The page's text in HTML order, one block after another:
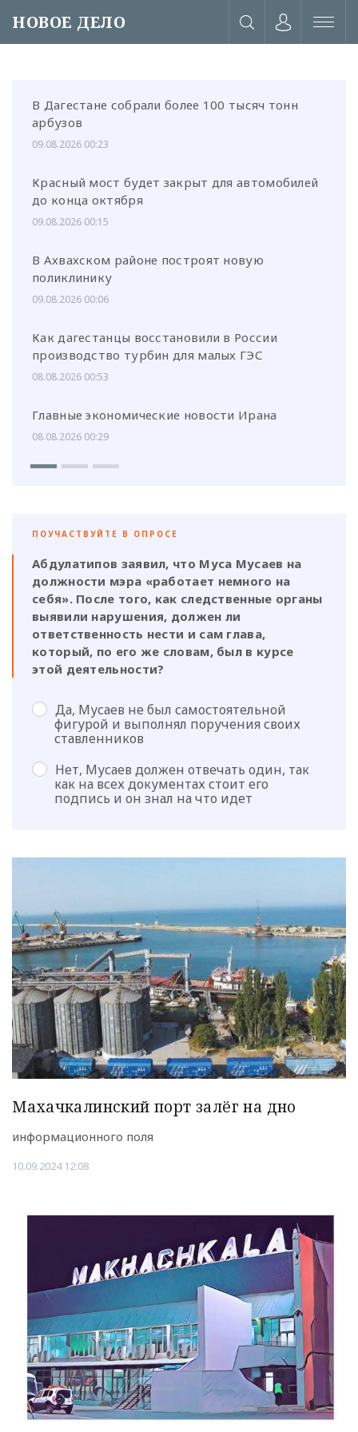
НОВОЕ ДЕЛО
Махачкалинский порт залёг на дно
информационного поля
10.09.2024 12:08
В Дагестане собрали более 100 тысяч тонн
арбузов
09.08.2026 00:23
Красный мост будет закрыт для автомобилей
до конца октября
09.08.2026 00:15
В Ахвахском районе построят новую
поликлинику
09.08.2026 00:06
Как дагестанцы восстановили в России
производство турбин для малых ГЭС
08.08.2026 00:53
Главные экономические новости Ирана
08.08.2026 00:29
ПОУЧАСТВУЙТЕ В ОПРОСЕ
Абдулатипов заявил, что Муса Мусаев на
должности мэра «работает немного на
себя». После того, как следственные органы
выявили нарушения, должен ли
ответственность нести и сам глава,
который, по его же словам, был в курсе
этой деятельности?
Да, Мусаев не был самостоятельной
фигурой и выполнял поручения своих
ставленников
Нет, Мусаев должен отвечать один, так
как на всех документах стоит его
подпись и он знал на что идет